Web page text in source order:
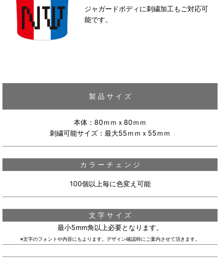
ジャガードボディに刺繍加工もご対応可
能です。
製 品 サ イ ズ
本体：80ｍｍｘ80ｍｍ
刺繍可能サイズ：最大55ｍｍｘ55ｍｍ
カ ラ ー チ ェ ン ジ
100個以上毎に色変え可能
文 字 サ イ ズ
最小5mm角以上必要となります。
※文字のフォントや内容にもよります。デザイン確認時にご案内させて頂きます。